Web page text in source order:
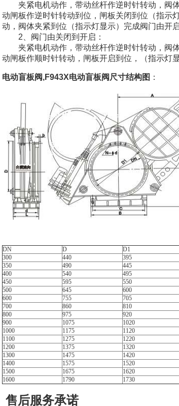
夹紧电机动作，带动丝杆作逆时针转动，阀
动闸板作逆时针转动到位，闸板关闭到位（指示
动，阀体夹紧到位（指示灯显示）完成阀门由开
2、阀门由关闭到开启：
夹紧电机动作，带动丝杆作逆时针转动，阀
动闸板作顺时针转动，闸板开启到位，（指示灯
电动盲板阀,F943X电动盲板阀尺寸结构图 ：
DN D D1
300
440 395
350
490 445
400
540 495
450
595 550
500
645 600
600
755 705
700
860 810
800
975 920
900
1075 1020
1000
1175 1120
1100
1275 1220
1200
1375 1320
1300
1475 1420
1400
1575 1520
1500
1675 1620
1600
1790 1730
售后服务承诺